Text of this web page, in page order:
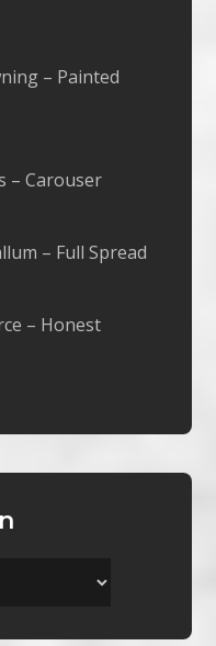
– Painted
– Carouser
– Full Spread
– Honest